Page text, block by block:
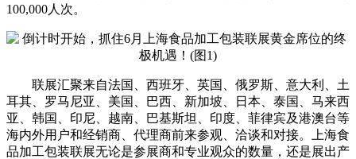
100,000人次。
联展汇聚来自法国、西班牙、英国、俄罗斯、意大利、土
耳其、罗马尼亚、美国、巴西、新加坡、日本、泰国、马来西
亚、韩国、印尼、越南、巴基斯坦、印度、菲律宾及港澳台等
海内外用户和经销商、代理商前来参观、洽谈和对接。上海食
品加工包装联展无论是参展商和专业观众的数量，还是展出产